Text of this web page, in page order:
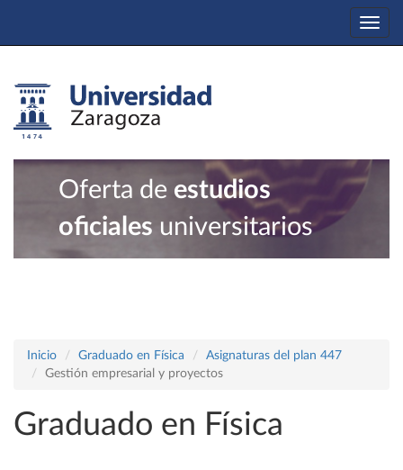
Oferta de estudios
oficiales universitarios
Inicio Graduado en Física
Asignaturas del plan 447
Gestión empresarial y proyectos
Graduado en Física